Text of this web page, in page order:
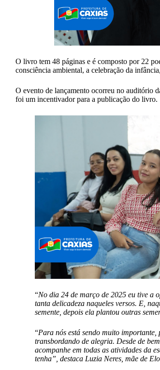
O livro tem 48 páginas e é composto por 22
consciência ambiental, a celebração da
O evento de lançamento ocorreu no auditório
foi um incentivador para a publicação do livro.
“No dia 24 de março de 2025 eu tive a
tanta delicadeza naqueles versos. E,
semente, depois ela plantou outras
“Para nós está sendo muito importante,
transbordando de alegria. Desde de
acompanhe em todas as atividades da
tenha”, destaca Luzia Neres, mãe de